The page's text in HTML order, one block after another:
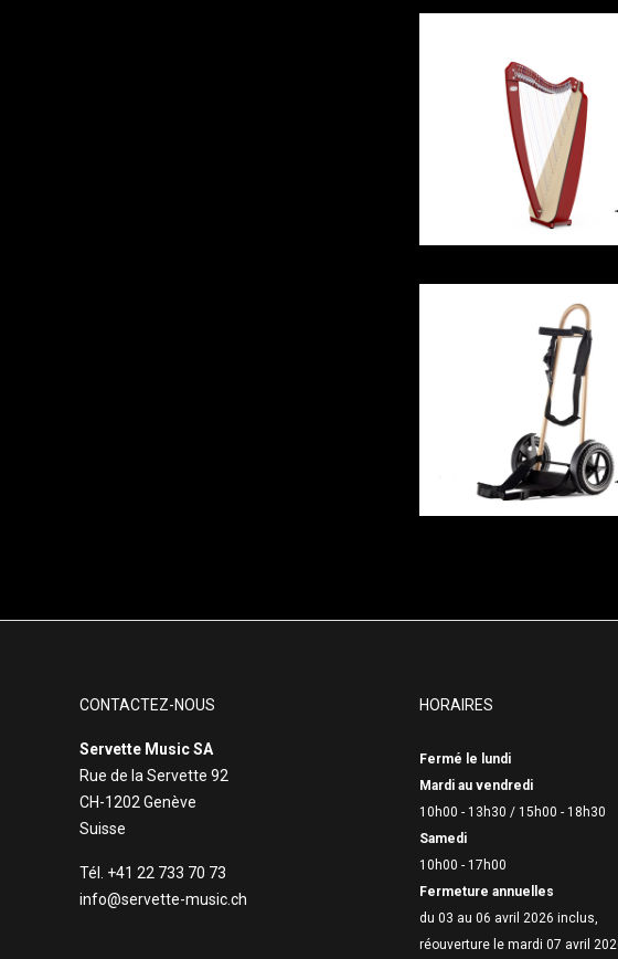
CONTACTEZ-NOUS
Servette Music SA
Rue de la Servette 92
CH-1202 Genève
Suisse
Tél. +41 22 733 70 73
info@servette-music.ch
HORAIRES
Fermé le lundi
Mardi au vendredi
10h00 - 13h30 /15h00 - 18h30
Samedi
10h00 - 17h00
Fermeture annuelles
du 03 au 06 avril 2026 inclus,
réouverture le mardi 07 avril